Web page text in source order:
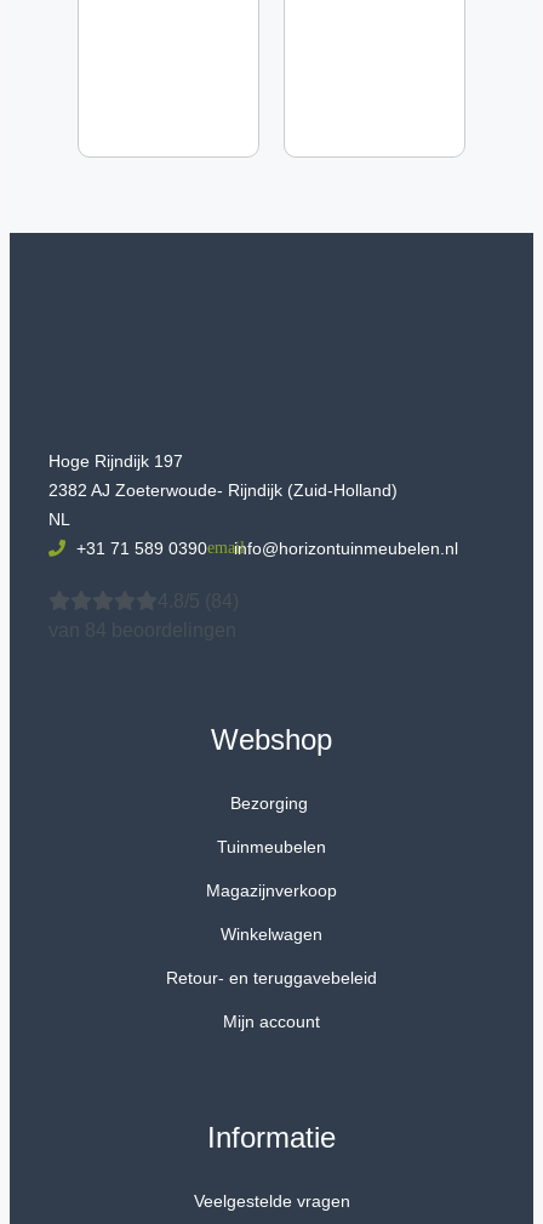
Hoge Rijndijk 197
2382 AJ Zoeterwoude- Rijndijk (Zuid-Holland)
NL
+31 71 589 0390
info@horizontuinmeubelen.nl
4.8/5
(84)
van 84 beoordelingen
Webshop
Bezorging
Tuinmeubelen
Magazijnverkoop
Winkelwagen
Retour- en teruggavebeleid
Mijn account
Informatie
Veelgestelde vragen